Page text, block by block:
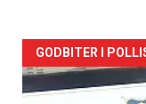
Forsiden
akkurat
GODBITER I